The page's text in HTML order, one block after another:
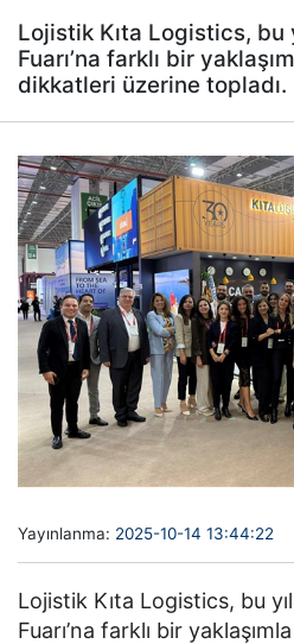
Lojistik Kıta Logistics, bu
Fuarı’na farklı bir
dikkatleri üzerine topladı.
Yayınlanma: 2025-10-14 13:44:22
Lojistik Kıta Logistics, bu
Fuarı’na farklı bir